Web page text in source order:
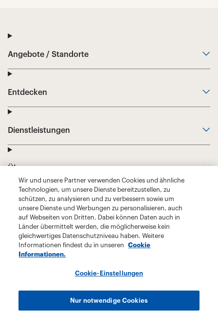
Wir und unsere Partner verwenden Cookies und ähnliche
Technologien, um unsere Dienste bereitzustellen, zu
schützen, zu analysieren und zu verbessern sowie um
unsere Dienste und Werbungen zu personalisieren, auch
auf Webseiten von Dritten. Dabei können Daten auch in
Länder übermittelt werden, die möglicherweise kein
gleichwertiges Datenschutzniveau haben. Weitere
Informationen findest du in unseren
Cookie
Informationen.
Cookie-Einstellungen
Nur notwendige Cookies